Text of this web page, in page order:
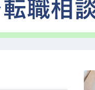
働き方が実現で